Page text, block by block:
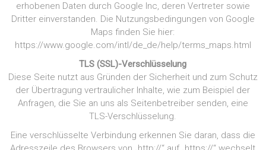
erhobenen Daten durch Google Inc, deren Vertreter sowie
Dritter einverstanden. Die Nutzungsbedingungen von Google
Maps finden Sie hier:
https://www.google.com/intl/de_de/help/terms_maps.html
TLS (SSL)-Verschlüsselung
Diese Seite nutzt aus Gründen der Sicherheit und zum Schutz
der Übertragung vertraulicher Inhalte, wie zum Beispiel der
Anfragen, die Sie an uns als Seitenbetreiber senden, eine
TLS-Verschlüsselung.
Eine verschlüsselte Verbindung erkennen Sie daran, dass die